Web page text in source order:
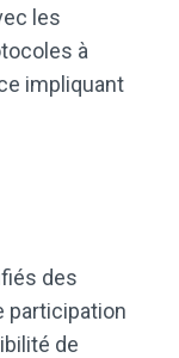
les
à
impliquant
des
participation
de